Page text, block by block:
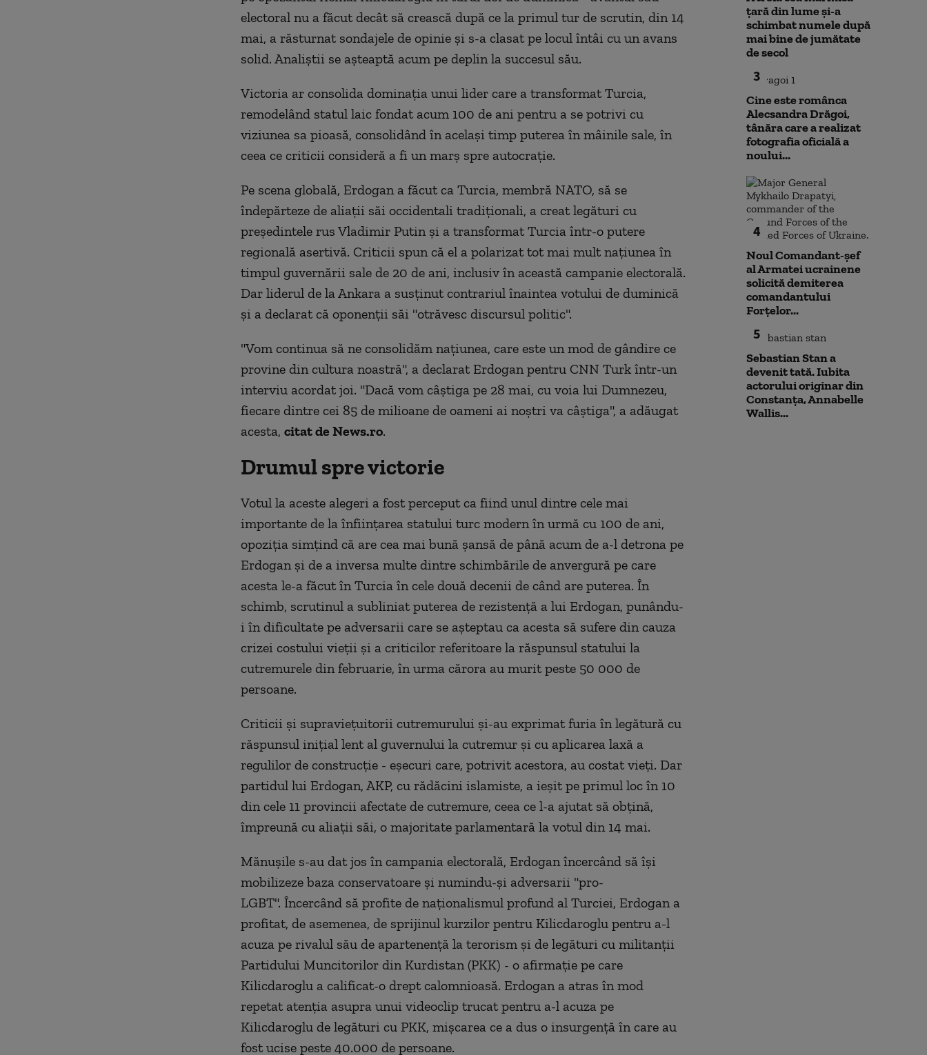
electoral nu a făcut decât să crească după ce la primul tur de scrutin, din 14
mai, a răsturnat sondajele de opinie şi s-a clasat pe locul întâi cu un avans
solid. Analiştii se aşteaptă acum pe deplin la succesul său.
Victoria ar consolida dominaţia unui lider care a transformat Turcia,
remodelând statul laic fondat acum 100 de ani pentru a se potrivi cu
viziunea sa pioasă, consolidând în acelaşi timp puterea în mâinile sale, în
ceea ce criticii consideră a fi un marş spre autocraţie.
Pe scena globală, Erdogan a făcut ca Turcia, membră NATO, să se
îndepărteze de aliaţii săi occidentali tradiţionali, a creat legături cu
preşedintele rus Vladimir Putin şi a transformat Turcia într-o putere
regională asertivă. Criticii spun că el a polarizat tot mai mult naţiunea în
timpul guvernării sale de 20 de ani, inclusiv în această campanie electorală.
Dar liderul de la Ankara a susţinut contrariul înaintea votului de duminică
şi a declarat că oponenţii săi "otrăvesc discursul politic".
"Vom continua să ne consolidăm naţiunea, care este un mod de gândire ce
provine din cultura noastră", a declarat Erdogan pentru CNN Turk într-un
interviu acordat joi. "Dacă vom câştiga pe 28 mai, cu voia lui Dumnezeu,
fiecare dintre cei 85 de milioane de oameni ai noştri va câştiga", a adăugat
acesta, citat de News.ro.
Drumul spre victorie
Votul la aceste alegeri a fost perceput ca fiind unul dintre cele mai
importante de la înfiinţarea statului turc modern în urmă cu 100 de ani,
opoziţia simţind că are cea mai bună şansă de până acum de a-l detrona pe
Erdogan şi de a inversa multe dintre schimbările de anvergură pe care
acesta le-a făcut în Turcia în cele două decenii de când are puterea. În
schimb, scrutinul a subliniat puterea de rezistenţă a lui Erdogan, punându-
i în dificultate pe adversarii care se aşteptau ca acesta să sufere din cauza
crizei costului vieţii şi a criticilor referitoare la răspunsul statului la
cutremurele din februarie, în urma cărora au murit peste 50 000 de
persoane.
Criticii şi supravieţuitorii cutremurului şi-au exprimat furia în legătură cu
răspunsul iniţial lent al guvernului la cutremur şi cu aplicarea laxă a
regulilor de construcţie - eşecuri care, potrivit acestora, au costat vieţi. Dar
partidul lui Erdogan, AKP, cu rădăcini islamiste, a ieşit pe primul loc în 10
din cele 11 provincii afectate de cutremure, ceea ce l-a ajutat să obţină,
împreună cu aliaţii săi, o majoritate parlamentară la votul din 14 mai.
Mănuşile s-au dat jos în campania electorală, Erdogan încercând să îşi
mobilizeze baza conservatoare şi numindu-şi adversarii "pro-
LGBT". Încercând să profite de naţionalismul profund al Turciei, Erdogan a
profitat, de asemenea, de sprijinul kurzilor pentru Kilicdaroglu pentru a-l
acuza pe rivalul său de apartenenţă la terorism şi de legături cu militanţii
Partidului Muncitorilor din Kurdistan (PKK) - o afirmaţie pe care
Kilicdaroglu a calificat-o drept calomnioasă. Erdogan a atras în mod
repetat atenţia asupra unui videoclip trucat pentru a-l acuza pe
Kilicdaroglu de legături cu PKK, mişcarea ce a dus o insurgenţă în care au
fost ucise peste 40.000 de persoane.
țară din lume și-a
schimbat numele după
mai bine de jumătate
de secol
3
Cine este românca
Alecsandra Drăgoi,
tânăra care a realizat
fotografia oficială a
noului...
4
Noul Comandant-șef
al Armatei ucrainene
solicită demiterea
comandantului
Forțelor...
5
Sebastian Stan a
devenit tată. Iubita
actorului originar din
Constanța, Annabelle
Wallis...